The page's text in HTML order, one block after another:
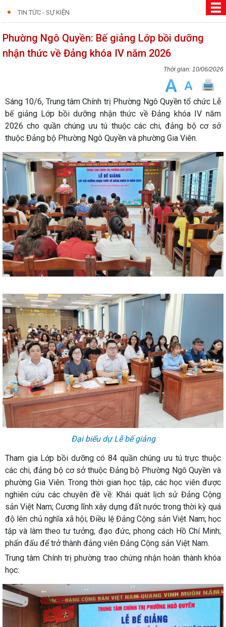
TIN TỨC - SỰ KIỆN
Phường Ngô Quyền: Bế giảng Lớp bồi dưỡng
nhận thức về Đảng khóa IV năm 2026
10/06/2026
Sáng 10/6, Trung tâm Chính trị Phường Ngô Quyền tổ chức Lễ
bế giảng Lớp bồi dưỡng nhận thức về Đảng khóa IV năm
2026 cho quần chúng ưu tú thuộc các chi, đảng bộ cơ sở
thuộc Đảng bộ Phường Ngô Quyền và phường Gia Viên.
Đại biểu dự Lễ bế giảng
Tham gia Lớp bồi dưỡng có 84 quần chúng ưu tú trực thuộc
các chi, đảng bộ cơ sở thuộc Đảng bộ Phường Ngô Quyền và
phường Gia Viên. Trong thời gian học tập, các học viên được
nghiên cứu các chuyên đề về: Khái quát lịch sử Đảng Cộng
sản Việt Nam; Cương lĩnh xây dựng đất nước trong thời kỳ quá
độ lên chủ nghĩa xã hội; Điều lệ Đảng Cộng sản Việt Nam; học
tập và làm theo tư tưởng, đạo đức, phong cách Hồ Chí Minh;
phấn đấu để trở thành đảng viên Đảng Cộng sản Việt Nam.
Trung tâm Chính trị phường trao chứng nhận hoàn thành khóa
học: